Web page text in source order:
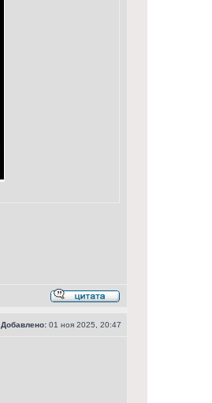
Добавлено: 01 ноя 2025, 20:47